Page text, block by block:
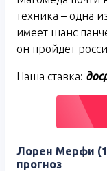
техника – одна
имеет шанс
он пройдет
Наша ставка:
Лорен Мерфи
прогноз